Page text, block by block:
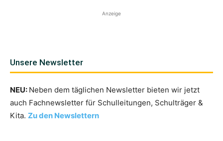
Anzeige
Unsere Newsletter
NEU: Neben dem täglichen Newsletter bieten wir jetzt
auch Fachnewsletter für Schulleitungen, Schulträger &
Kita. Zu den Newslettern